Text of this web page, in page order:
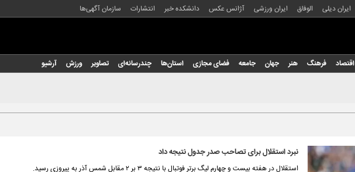
ایران دیلی الوفاق ایران ورزشی آژانس عکس دانشکده خبر انتشارات سازمان آگهی‌ها
اقتصاد فرهنگ هنر جهان جامعه فضای مجازی استان‌ها چندرسانه‌ای تصاویر ورزش آرشیو
نبرد استقلال برای تصاحب صدر جدول نتیجه داد
استقلال در هفته بیست و چهارم لیگ برتر فوتبال با نتیجه ۳ بر ۲ مقابل شمس آذر به پیروزی رسید.